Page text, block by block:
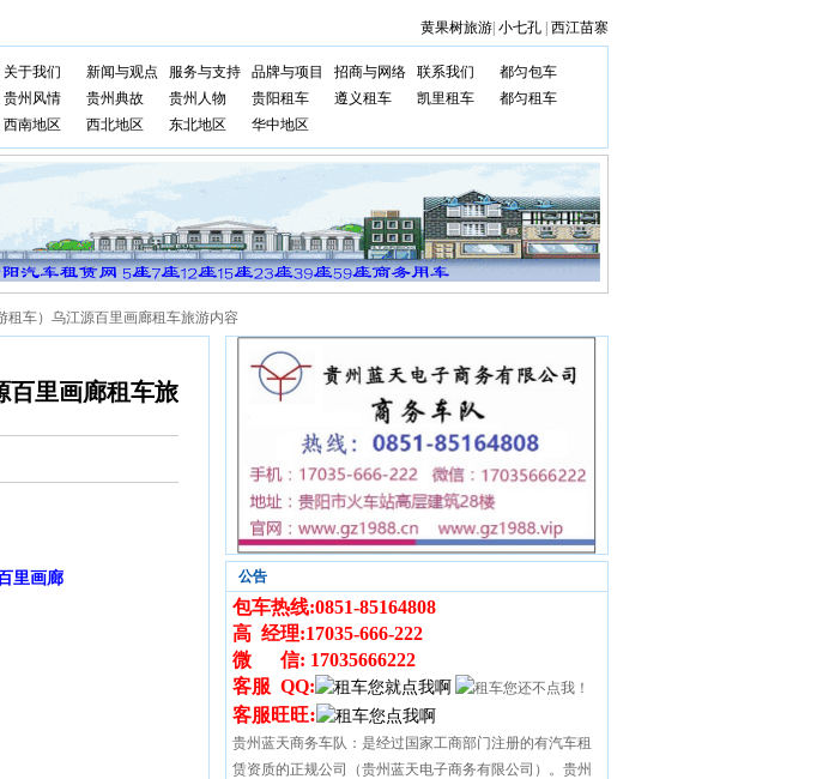
黄果树旅游| 小七孔| 西江苗寨
关于我们 新闻与观点 服务与支持 品牌与项目 招商与网络 联系我们
都匀包车
贵州风情 贵州典故 贵州人物 贵阳租车 遵义租车 凯里租车
都匀租车
西南地区 西北地区 东北地区 华中地区
车）乌江源百里画廊租车旅游内容
百里画廊租车旅
里画廊 公告
包车热线:0851-85164808
高 经理:17035-666-222
微 信: 17035666222
客服 QQ:
客服旺旺:
贵州蓝天商务车队：是经过国家工商部门注册的有汽车租
赁资质的正规公司（贵州蓝天电子商务有限公司）。贵州